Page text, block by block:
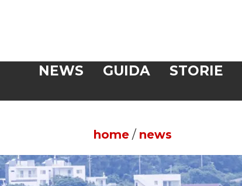
NEWS GUIDA STORIE
home / news